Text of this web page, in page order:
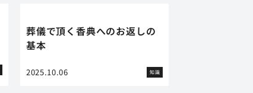
葬儀で頂く香典へのお返しの
基本
2025.10.06 知識